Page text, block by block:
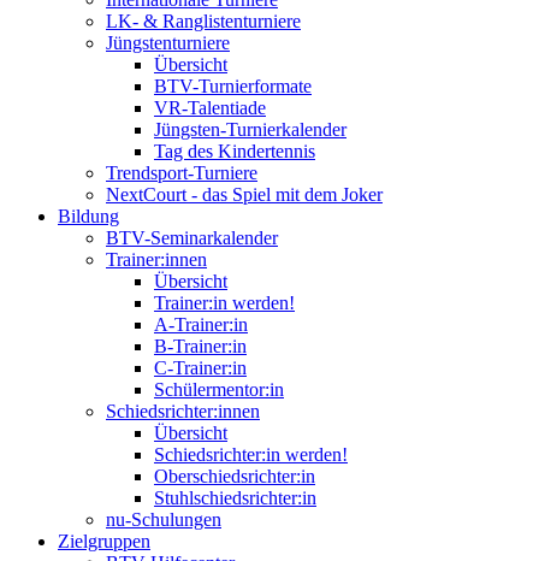
LK- & Ranglistenturniere
Jüngstenturniere
Übersicht
BTV-Turnierformate
VR-Talentiade
Jüngsten-Turnierkalender
Tag des Kindertennis
Trendsport-Turniere
NextCourt - das Spiel mit dem Joker
Bildung
BTV-Seminarkalender
Trainer:innen
Übersicht
Trainer:in werden!
A-Trainer:in
B-Trainer:in
C-Trainer:in
Schülermentor:in
Schiedsrichter:innen
Übersicht
Schiedsrichter:in werden!
Oberschiedsrichter:in
Stuhlschiedsrichter:in
nu-Schulungen
Zielgruppen